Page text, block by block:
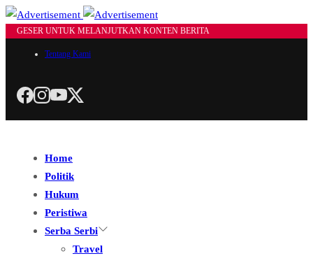
GESER UNTUK MELANJUTKAN KONTEN BERITA
Tentang Kami
Home
Politik
Hukum
Peristiwa
Serba Serbi
Travel